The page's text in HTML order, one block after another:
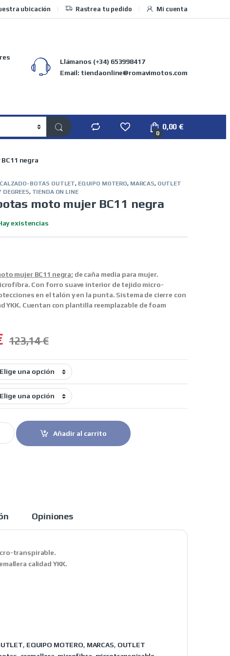
ubicación Rastrea tu pedido Mi cuenta
Llámanos (+34) 653998417
Email: tiendaonline@romavimotos.com
0
0,00€
negra
CALZADO-BOTAS OUTLET, EQUIPO MOTERO, MARCAS, OUTLET
DEGREES, TIENDA ON LINE
moto mujer BC11 negra
existencias
mujer BC11 negra: de caña media para mujer.
Con forro suave interior de tejido micro-
en el talón y en la punta. Sistema de cierre con
YKK. Cuentan con plantilla reemplazable de foam
123,14€
mujer BC11 negra quantity
Añadir al carrito
Opiniones
transpirable.
calidad YKK.
, EQUIPO MOTERO, MARCAS, OUTLET